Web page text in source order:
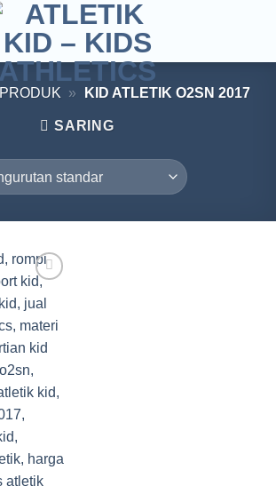
PRODUK » KID ATLETIK O2SN 2017
SARING
wishlist